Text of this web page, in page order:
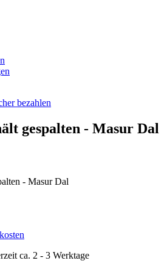
gespalten - Masur Dal
ca. 2 - 3 Werktage